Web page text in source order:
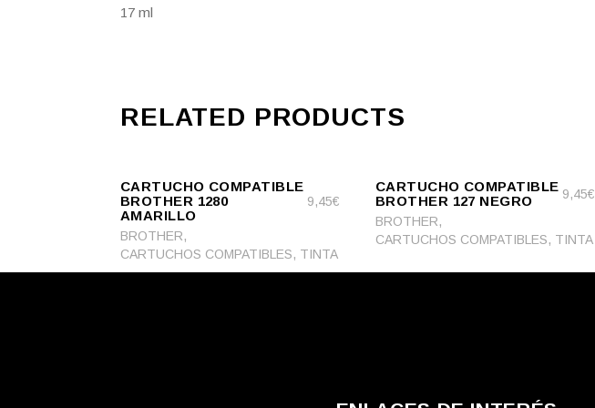
17 ml
RELATED PRODUCTS
CART
CARTUCHO COMPATIBLE
BROTHER 1280
AMARILLO
9,45€
BROTHER,
CARTUCHOS COMPATIBLES, TINTA
CART
CARTUCHO COMPATIBLE
BROTHER 127 NEGRO
9,45€
BROTHER,
CARTUCHOS COMPATIBLES, TINTA